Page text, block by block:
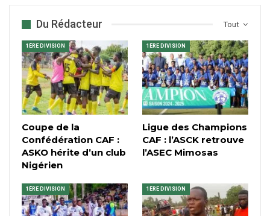
Tout
Du Rédacteur
1ÈRE DIVISION
Coupe de la
Confédération CAF :
ASKO hérite d’un club
Nigérien
1ÈRE DIVISION
Ligue des Champions
CAF : l’ASCK retrouve
l’ASEC Mimosas
1ÈRE DIVISION 1ÈRE DIVISION